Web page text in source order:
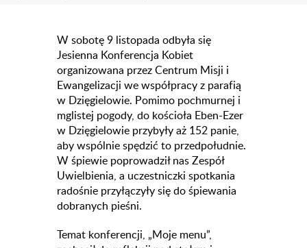
W sobotę 9 listopada odbyła się
Jesienna Konferencja Kobiet
organizowana przez Centrum Misji i
Ewangelizacji we współpracy z parafią
w Dzięgielowie. Pomimo pochmurnej i
mglistej pogody, do kościoła Eben-Ezer
w Dzięgielowie przybyły aż 152 panie,
aby wspólnie spędzić to przedpołudnie.
W śpiewie poprowadził nas Zespół
Uwielbienia, a uczestniczki spotkania
radośnie przyłączyły się do śpiewania
dobranych pieśni.
Temat konferencji, „Moje menu”,